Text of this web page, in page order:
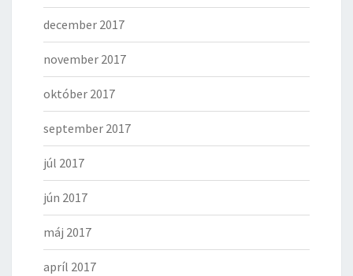
december 2017
november 2017
október 2017
september 2017
júl 2017
jún 2017
máj 2017
apríl 2017